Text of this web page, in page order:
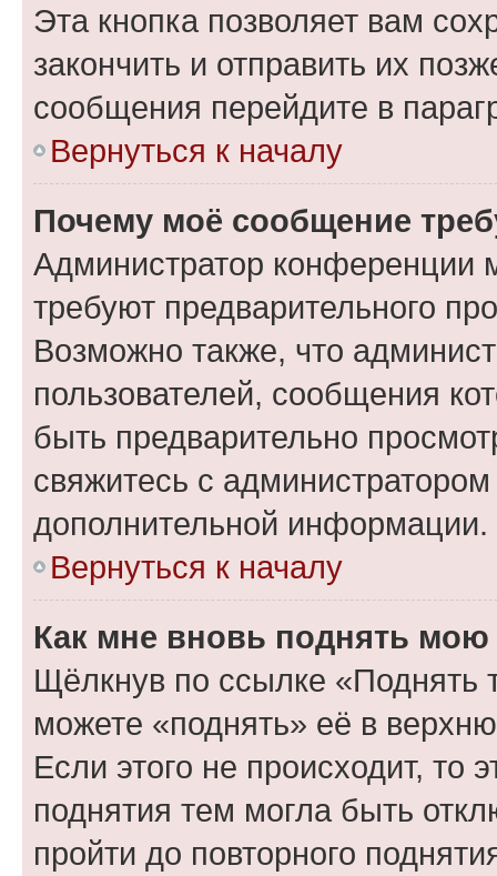
Эта кнопка позволяет вам
закончить и отправить их
сообщения перейдите в
Вернуться к началу
Почему моё сообщение
Администратор конференции
требуют предварительного
Возможно также, что
пользователей, сообщения
быть предварительно
свяжитесь с
дополнительной информации.
Вернуться к началу
Как мне вновь поднять мою
Щёлкнув по ссылке «Поднять
можете «поднять» её в
Если этого не происходит, то
поднятия тем могла быть
пройти до повторного